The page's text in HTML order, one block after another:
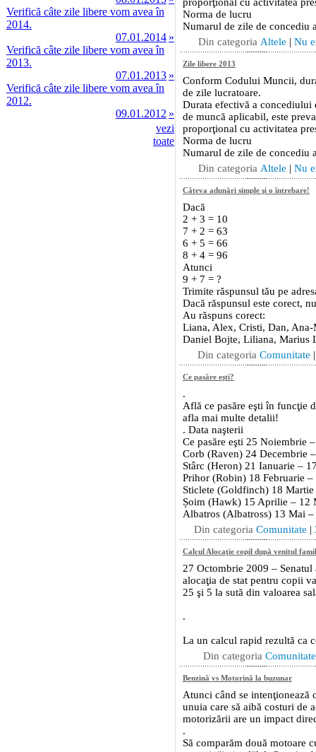
Verifică câte zile libere vom avea în
2014.
07.01.2014 »
Verifică câte zile libere vom avea în
2013.
07.01.2013 »
Verifică câte zile libere vom avea în
2012.
09.01.2012 »
vezi
toate